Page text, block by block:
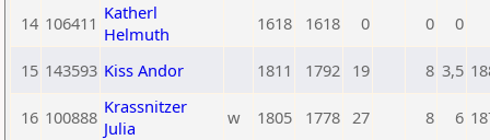
14 106411 Katherl
Helmuth
1618 1618 0 0 0
15 143593 Kiss Andor 1811 1792 19 8 3,5
16 100888 Krassnitzer
Julia
w 1805 1778 27 8 6